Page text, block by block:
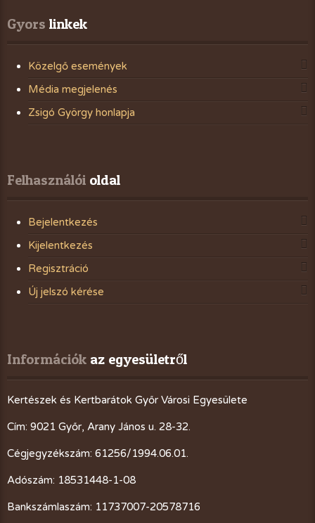
Gyors linkek
Közelgő események
Média megjelenés
Zsigó György honlapja
Felhasználói oldal
Bejelentkezés
Kijelentkezés
Regisztráció
Új jelszó kérése
Információk az egyesületről
Kertészek és Kertbarátok Győr Városi Egyesülete
Cím: 9021 Győr, Arany János u. 28-32.
Cégjegyzékszám: 61256/1994.06.01.
Adószám: 18531448-1-08
Bankszámlaszám: 11737007-20578716